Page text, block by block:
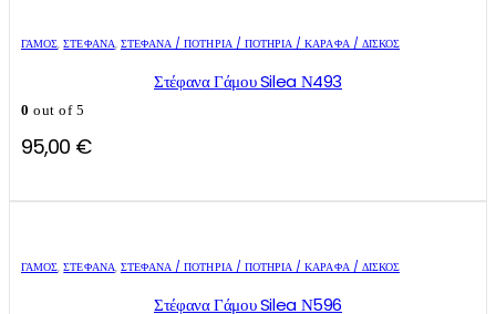
ΓΑΜΟΣ,ΣΤΈΦΑΝΑ, ΣΤΈΦΑΝΑ / ΠΟΤΉΡΙΑ / ΠΟΤΉΡΙΑ / ΚΑΡΆΦΑ / ΔΊΣΚΟΣ
Στέφανα Γάμου Silea Ν493
0 out of 5
95,00 €
ΓΑΜΟΣ,ΣΤΈΦΑΝΑ, ΣΤΈΦΑΝΑ / ΠΟΤΉΡΙΑ / ΠΟΤΉΡΙΑ / ΚΑΡΆΦΑ / ΔΊΣΚΟΣ
Στέφανα Γάμου Silea Ν596